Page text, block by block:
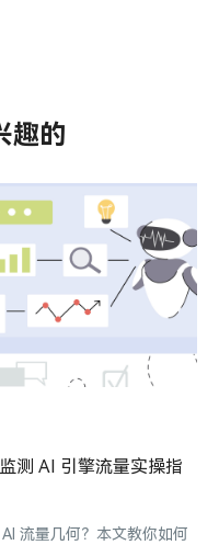
趣的
测 AI 引擎流量实操指
流量几何？本文教你如何